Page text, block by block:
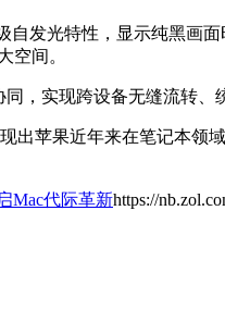
发光特性，显示纯黑画
空间。
，实现跨设备无缝流转、
出苹果近年来在笔记本领
Mac代际革新https://